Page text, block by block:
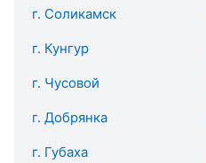
г. Соликамск
г. Кунгур
г. Чусовой
г. Добрянка
г. Губаха